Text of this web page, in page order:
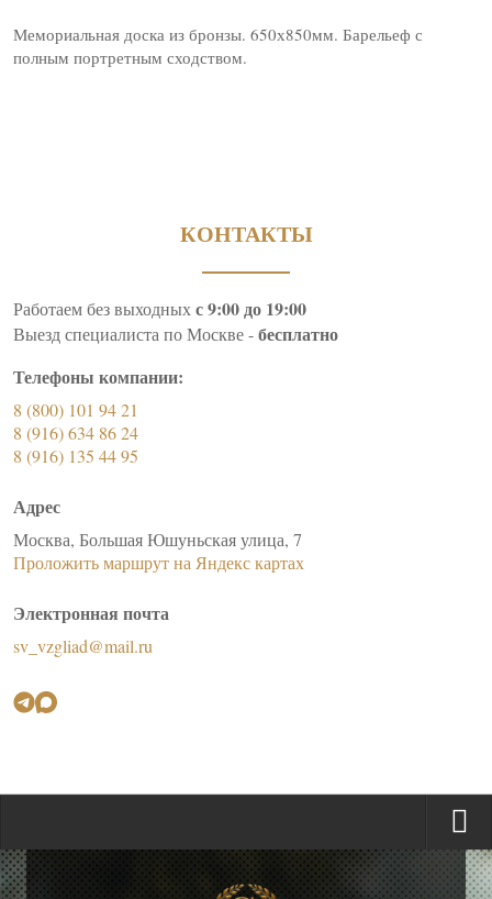
Мемориальная доска из бронзы. 650х850мм. Барельеф с
полным портретным сходством.
КОНТАКТЫ
Работаем без выходныхс 9:00 до 19:00
Выезд специалиста по Москве -бесплатно
Телефоны компании:
8 (800) 101 94 21
8 (916) 634 86 24
8 (916) 135 44 95
Адрес
Москва, Большая Юшуньская улица, 7
Проложить маршрут на Яндекс картах
Электронная почта
sv_vzgliad@mail.ru